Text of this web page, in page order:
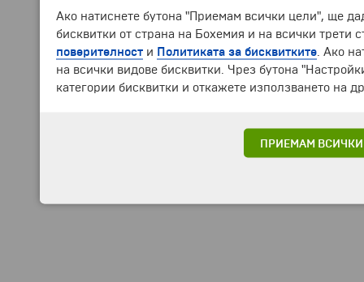
Ако натиснете бутона "Приемам всички цели", ще
бисквитки от страна на Бохемия и на всички трети
поверителност и Политиката за бисквитките . Ако
на всички видове бисквитки. Чрез бутона
категории бисквитки и откажете използването на
ПРИЕМАМ